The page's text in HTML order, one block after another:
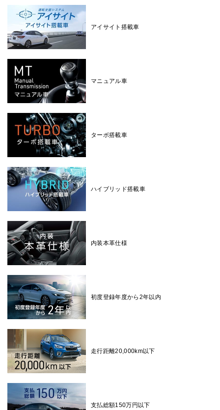
アイサイト搭載車
マニュアル車
ターボ搭載車
ハイブリッド搭載車
内装本革仕様
初度登録年度から2年以内
走行距離20,000km以下
支払総額150万円以下